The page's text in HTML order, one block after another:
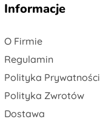
Informacje
O Firmie
Regulamin
Polityka Prywatności
Polityka Zwrotów
Dostawa